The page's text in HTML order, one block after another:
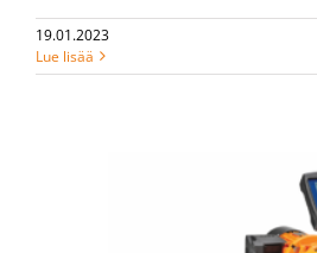
19.01.2023
Lue lisää